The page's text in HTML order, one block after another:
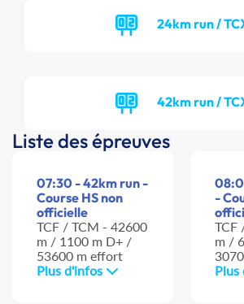
24km run /
42km run /
Liste des épreuves
07:30 - 42km run -
Course HS non
officielle
TCF / TCM - 42600
m / 1100 m D+ /
53600 m effort
Plus d'infos
-
TCF
m /
Plus